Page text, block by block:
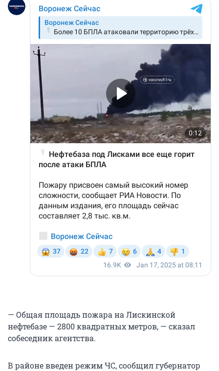
— Общая площадь пожара на Лискинской
нефтебазе — 2800 квадратных метров, — сказал
собеседник агентства.
В районе введен режим ЧС, сообщил губернатор